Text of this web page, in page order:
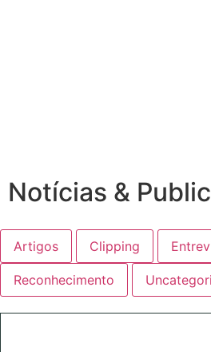
Notícias &
Artigos Clipping
Reconhecimento